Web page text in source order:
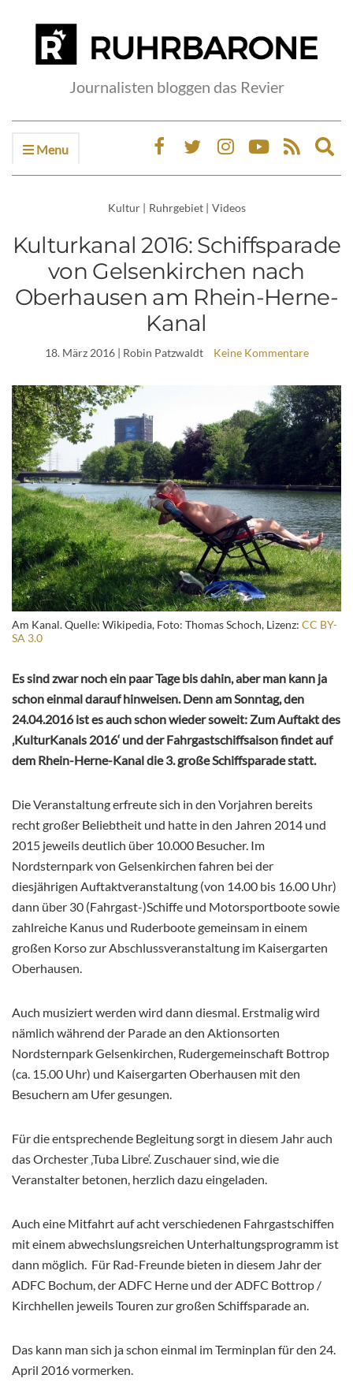
Journalisten bloggen das Revier
Menu
Kultur | Ruhrgebiet | Videos
Kulturkanal 2016: Schiffsparade
von Gelsenkirchen nach
Oberhausen am Rhein-Herne-
Kanal
18. März 2016| Robin Patzwaldt Keine Kommentare
Am Kanal. Quelle: Wikipedia, Foto: Thomas Schoch, Lizenz: CC BY-
SA 3.0
Es sind zwar noch ein paar Tage bis dahin, aber man kann ja
schon einmal darauf hinweisen. Denn am Sonntag, den
24.04.2016 ist es auch schon wieder soweit: Zum Auftakt des
‚KulturKanals 2016‘ und der Fahrgastschiffsaison findet auf
dem Rhein-Herne-Kanal die 3. große Schiffsparade statt.
Die Veranstaltung erfreute sich in den Vorjahren bereits
recht großer Beliebtheit und hatte in den Jahren 2014 und
2015 jeweils deutlich über 10.000 Besucher. Im
Nordsternpark von Gelsenkirchen fahren bei der
diesjährigen Auftaktveranstaltung (von 14.00 bis 16.00 Uhr)
dann über 30 (Fahrgast-)Schiffe und Motorsportboote sowie
zahlreiche Kanus und Ruderboote gemeinsam in einem
großen Korso zur Abschlussveranstaltung im Kaisergarten
Oberhausen.
Auch musiziert werden wird dann diesmal. Erstmalig wird
nämlich während der Parade an den Aktionsorten
Nordsternpark Gelsenkirchen, Rudergemeinschaft Bottrop
(ca. 15.00 Uhr) und Kaisergarten Oberhausen mit den
Besuchern am Ufer gesungen.
Für die entsprechende Begleitung sorgt in diesem Jahr auch
das Orchester ‚Tuba Libre‘. Zuschauer sind, wie die
Veranstalter betonen, herzlich dazu eingeladen.
Auch eine Mitfahrt auf acht verschiedenen Fahrgastschiffen
mit einem abwechslungsreichen Unterhaltungsprogramm ist
dann möglich. Für Rad-Freunde bieten in diesem Jahr der
ADFC Bochum, der ADFC Herne und der ADFC Bottrop /
Kirchhellen jeweils Touren zur großen Schiffsparade an.
Das kann man sich ja schon einmal im Terminplan für den 24.
April 2016 vormerken.